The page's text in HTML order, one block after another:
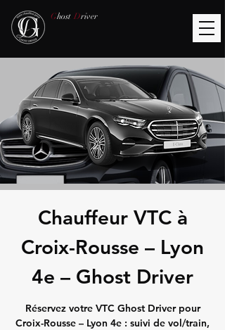
Ghost Driver
Chauffeur VTC à
Croix-Rousse – Lyon
4e – Ghost Driver
Réservez votre VTC Ghost Driver pour
Croix-Rousse – Lyon 4e : suivi de vol/train,